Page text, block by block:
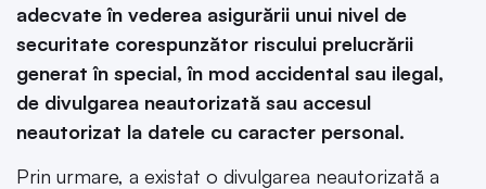
adecvate în vederea asigurării unui nivel de
securitate corespunzător riscului prelucrării
generat în special, în mod accidental sau ilegal,
de divulgarea neautorizată sau accesul
neautorizat la datele cu caracter personal.
Prin urmare, a existat o divulgarea neautorizată a